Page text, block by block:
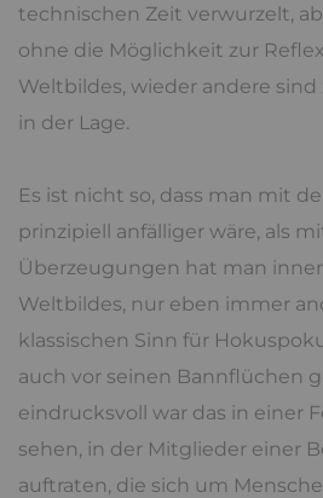
technischen Zeit verwurzelt,
ohne die Möglichkeit zur
Weltbildes, wieder andere sind
in der Lage.
Es ist nicht so, dass man mit
prinzipiell anfälliger wäre, als
Überzeugungen hat man
Weltbildes, nur eben immer
klassischen Sinn für
auch vor seinen Bannflüchen
eindrucksvoll war das in einer
sehen, in der Mitglieder einer
auftraten, die sich um